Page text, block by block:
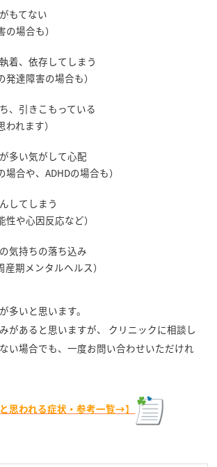
もてない
の場合も）
着、依存してしまう
発達障害の場合も）
、引きこもっている
われます）
多い気がして心配
場合や、ADHDの場合も）
してしまう
性や心因反応など）
気持ちの落ち込み
産期メンタルヘルス）
多いと思います。
があると思いますが、 クリニックに相談し
い場合でも、一度お問い合わせいただけれ
思われる症状・参考一覧→】